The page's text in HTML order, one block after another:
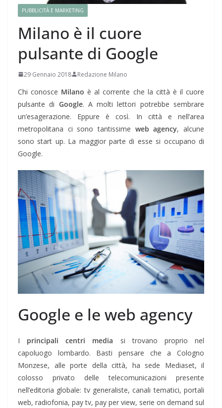
PUBBLICITÀ E MARKETING
Milano è il cuore
pulsante di Google
29 Gennaio 2018 Redazione Milano
Chi conosce Milano è al corrente che la città è il cuore
pulsante di Google. A molti lettori potrebbe sembrare
un’esagerazione. Eppure è così. In città e nell’area
metropolitana ci sono tantissime web agency, alcune
sono start up. La maggior parte di esse si occupano di
Google.
Google e le web agency
I principali centri media si trovano proprio nel
capoluogo lombardo. Basti pensare che a Cologno
Monzese, alle porte della città, ha sede Mediaset, il
colosso privato delle telecomunicazioni presente
nell’editoria globale: tv generaliste, canali tematici, portali
web, radiofonia, pay tv, pay per view, serie on demand sul